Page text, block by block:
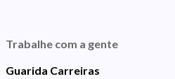
Trabalhe com a gente
Guarida Carreiras